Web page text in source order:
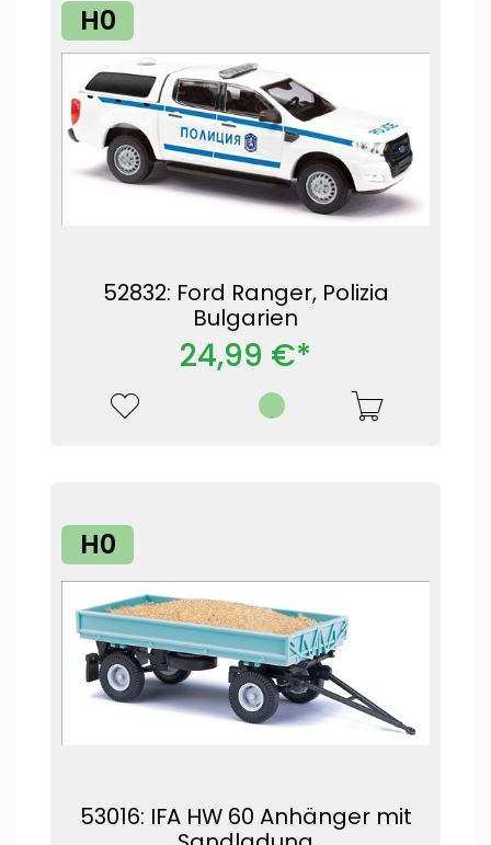
H0
52832: Ford Ranger, Polizia
Bulgarien
24,99 €*
H0
53016: IFA HW 60 Anhänger mit